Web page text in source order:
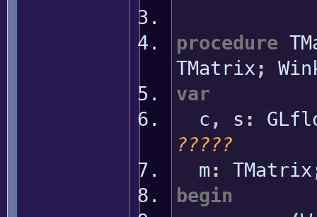
procedure
TMatrix ;
var
c , s :
?????
m : TMatrix
begin